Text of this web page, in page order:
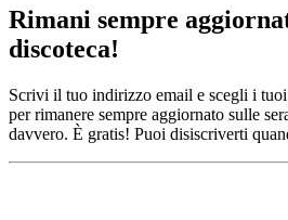
Rimani sempre
discoteca!
Scrivi il tuo indirizzo email e scegli i
per rimanere sempre aggiornato sulle
davvero. È gratis! Puoi disiscriverti